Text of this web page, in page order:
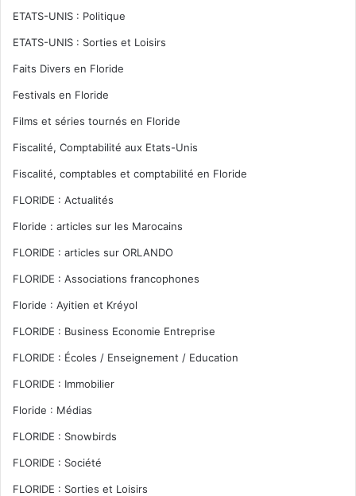
ETATS-UNIS : Politique
ETATS-UNIS : Sorties et Loisirs
Faits Divers en Floride
Festivals en Floride
Films et séries tournés en Floride
Fiscalité, Comptabilité aux Etats-Unis
Fiscalité, comptables et comptabilité en Floride
FLORIDE : Actualités
Floride : articles sur les Marocains
FLORIDE : articles sur ORLANDO
FLORIDE : Associations francophones
Floride : Ayitien et Kréyol
FLORIDE : Business Economie Entreprise
FLORIDE : Écoles / Enseignement / Education
FLORIDE : Immobilier
Floride : Médias
FLORIDE : Snowbirds
FLORIDE : Société
FLORIDE : Sorties et Loisirs